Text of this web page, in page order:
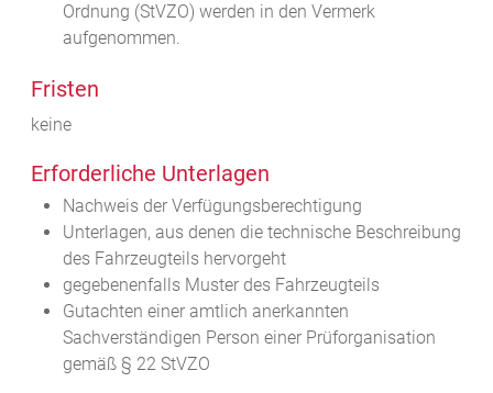
Ordnung (StVZO) werden in den Vermerk
aufgenommen.
Fristen
keine
Erforderliche Unterlagen
Nachweis der Verfügungsberechtigung
Unterlagen, aus denen die technische Beschreibung
des Fahrzeugteils hervorgeht
gegebenenfalls Muster des Fahrzeugteils
Gutachten einer amtlich anerkannten
Sachverständigen Person einer Prüforganisation
gemäß § 22 StVZO